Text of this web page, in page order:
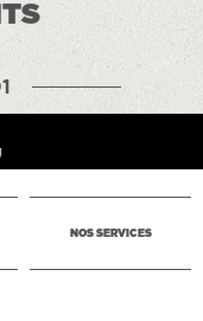
NOS SERVICES